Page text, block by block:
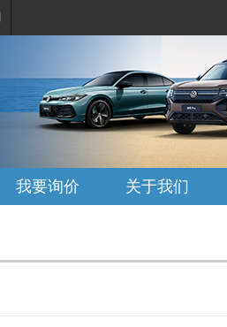
我要询价 关于我们